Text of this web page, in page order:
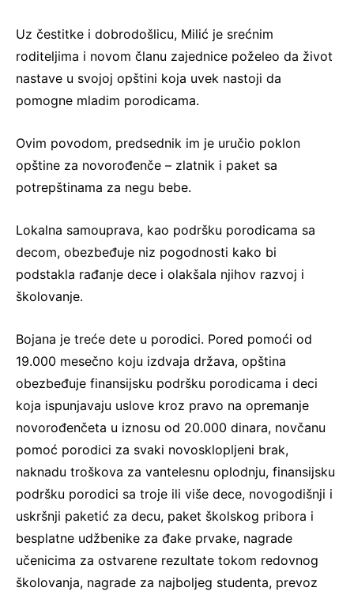
Uz čestitke i dobrodošlicu, Milić je srećnim
roditeljima i novom članu zajednice poželeo da život
nastave u svojoj opštini koja uvek nastoji da
pomogne mladim porodicama.
Ovim povodom, predsednik im je uručio poklon
opštine za novorođenče – zlatnik i paket sa
potrepštinama za negu bebe.
Lokalna samouprava, kao podršku porodicama sa
decom, obezbeđuje niz pogodnosti kako bi
podstakla rađanje dece i olakšala njihov razvoj i
školovanje.
Bojana je treće dete u porodici. Pored pomoći od
19.000 mesečno koju izdvaja država, opština
obezbeđuje finansijsku podršku porodicama i deci
koja ispunjavaju uslove kroz pravo na opremanje
novorođenčeta u iznosu od 20.000 dinara, novčanu
pomoć porodici za svaki novosklopljeni brak,
naknadu troškova za vantelesnu oplodnju, finansijsku
podršku porodici sa troje ili više dece, novogodišnji i
uskršnji paketić za decu, paket školskog pribora i
besplatne udžbenike za đake prvake, nagrade
učenicima za ostvarene rezultate tokom redovnog
školovanja, nagrade za najboljeg studenta, prevoz